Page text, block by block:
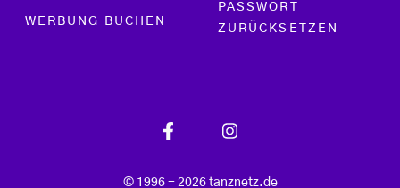
WERBUNG BUCHEN
PASSWORT
ZURÜCKSETZEN
© 1996 - 2026 tanznetz.de